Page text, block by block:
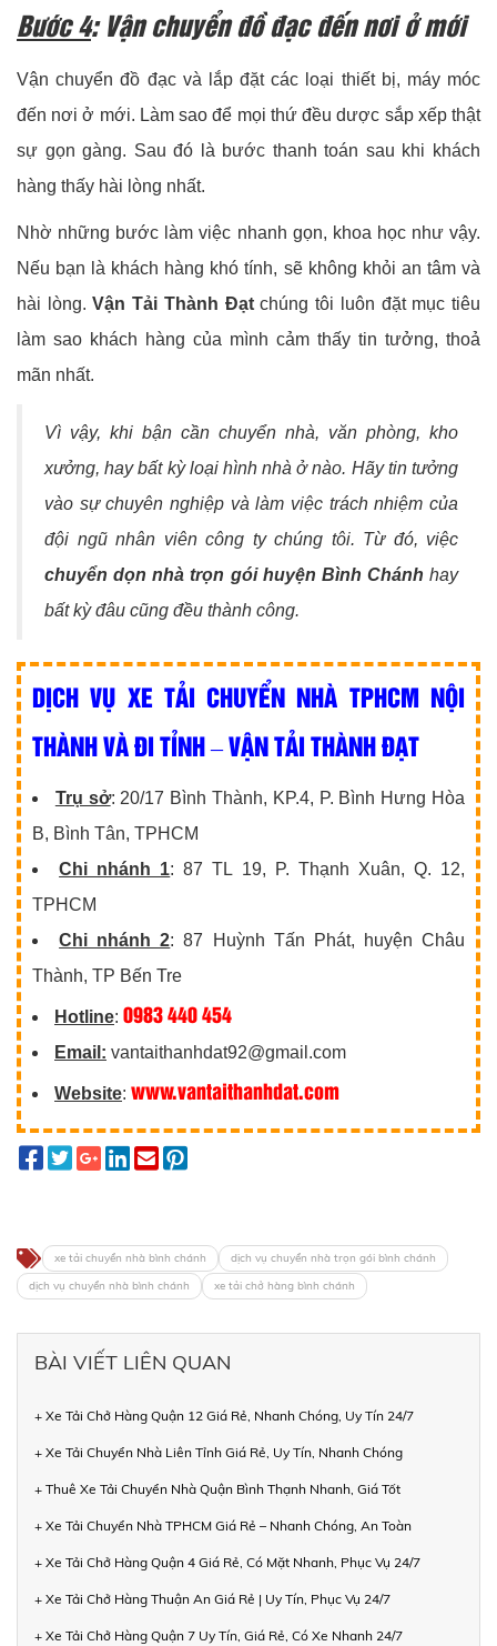
Bước 4: Vận chuyển đồ đạc đến nơi ở mới
Vận chuyển đồ đạc và lắp đặt các loại thiết bị, máy móc
đến nơi ở mới. Làm sao để mọi thứ đều dược sắp xếp thật
sự gọn gàng. Sau đó là bước thanh toán sau khi khách
hàng thấy hài lòng nhất.
Nhờ những bước làm việc nhanh gọn, khoa học như vậy.
Nếu bạn là khách hàng khó tính, sẽ không khỏi an tâm và
hài lòng.Vận Tải Thành Đạtchúng tôi luôn đặt mục tiêu
làm sao khách hàng của mình cảm thấy tin tưởng, thoả
mãn nhất.
Vì vậy, khi bận cần chuyển nhà, văn phòng, kho
xưởng, hay bất kỳ loại hình nhà ở nào. Hãy tin tưởng
vào sự chuyên nghiệp và làm việc trách nhiệm của
đội ngũ nhân viên công ty chúng tôi. Từ đó, việc
chuyển dọn nhà trọn gói huyện Bình Chánh hay
bất kỳ đâu cũng đều thành công.
DỊCH VỤ XE TẢI CHUYỂN NHÀ TPHCM NỘI
THÀNH VÀ ĐI TỈNH – VẬN TẢI THÀNH ĐẠT
Trụ sở: 20/17 Bình Thành, KP.4, P. Bình Hưng Hòa
B, Bình Tân, TPHCM
Chi nhánh 1: 87 TL 19, P. Thạnh Xuân, Q. 12,
TPHCM
Chi nhánh 2: 87 Huỳnh Tấn Phát, huyện Châu
Thành, TP Bến Tre
Hotline: 0983 440 454
Email: vantaithanhdat92@gmail.com
Website: www.vantaithanhdat.com
xe tải chuyển nhà bình chánh
dịch vụ chuyển nhà trọn gói bình chánh
dịch vụ chuyển nhà bình chánh
xe tải chở hàng bình chánh
BÀI VIẾT LIÊN QUAN
+ Xe Tải Chở Hàng Quận 12 Giá Rẻ, Nhanh Chóng, Uy Tín 24/7
+ Xe Tải Chuyển Nhà Liên Tỉnh Giá Rẻ, Uy Tín, Nhanh Chóng
+ Thuê Xe Tải Chuyển Nhà Quận Bình Thạnh Nhanh, Giá Tốt
+ Xe Tải Chuyển Nhà TPHCM Giá Rẻ – Nhanh Chóng, An Toàn
+ Xe Tải Chở Hàng Quận 4 Giá Rẻ, Có Mặt Nhanh, Phục Vụ 24/7
+ Xe Tải Chở Hàng Thuận An Giá Rẻ | Uy Tín, Phục Vụ 24/7
+ Xe Tải Chở Hàng Quận 7 Uy Tín, Giá Rẻ, Có Xe Nhanh 24/7